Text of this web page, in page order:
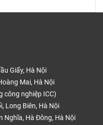
Giấy, Hà Nội
Mai, Hà Nội
công nghiệp ICC)
Long Biên, Hà Nội
Nghĩa, Hà Đông, Hà Nội